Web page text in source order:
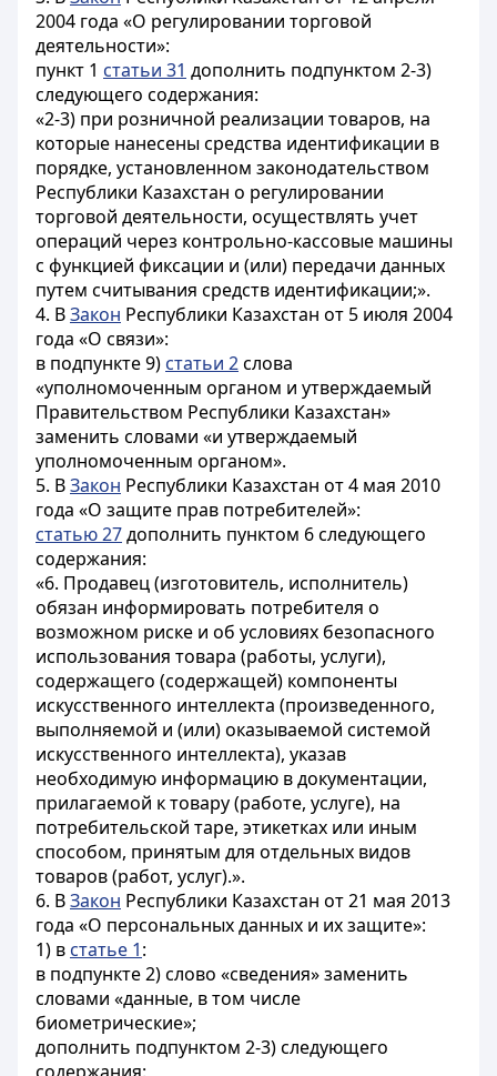
2004 года «О регулировании торговой
деятельности»:
пункт 1 статьи 31 дополнить подпунктом 2-3)
следующего содержания:
«2-3) при розничной реализации товаров, на
которые нанесены средства идентификации в
порядке, установленном законодательством
Республики Казахстан о регулировании
торговой деятельности, осуществлять учет
операций через контрольно-кассовые машины
с функцией фиксации и (или) передачи данных
путем считывания средств идентификации;».
4. ВЗакон Республики Казахстан от 5 июля 2004
года «О связи»:
в подпункте 9) статьи 2слова
«уполномоченным органом и утверждаемый
Правительством Республики Казахстан»
заменить словами «и утверждаемый
уполномоченным органом».
5. ВЗакон Республики Казахстан от 4 мая 2010
года «О защите прав потребителей»:
статью 27дополнить пунктом 6 следующего
содержания:
«6. Продавец (изготовитель, исполнитель)
обязан информировать потребителя о
возможном риске и об условиях безопасного
использования товара (работы, услуги),
содержащего (содержащей) компоненты
искусственного интеллекта (произведенного,
выполняемой и (или) оказываемой системой
искусственного интеллекта), указав
необходимую информацию в документации,
прилагаемой к товару (работе, услуге), на
потребительской таре, этикетках или иным
способом, принятым для отдельных видов
товаров (работ, услуг).».
6. ВЗакон Республики Казахстан от 21 мая 2013
года «О персональных данных и их защите»:
1) в статье 1:
в подпункте 2) слово «сведения» заменить
словами «данные, в том числе
биометрические»;
дополнить подпунктом 2-3) следующего